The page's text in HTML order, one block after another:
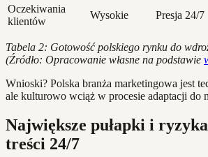
Oczekiwania
klientów
Wysokie Presja 24/7
Tabela 2: Gotowość polskiego rynku do
(Źródło: Opracowanie własne na podstawie
Wnioski? Polska branża marketingowa jest
ale kulturowo wciąż w procesie adaptacji do
Największe pułapki i
treści 24/7